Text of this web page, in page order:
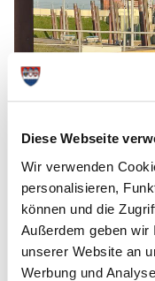
Diese Webseite
Wir verwenden
personalisieren,
können und die
Außerdem geben wir
unserer Website an
Werbung und
Quelle : S.Schröpfer